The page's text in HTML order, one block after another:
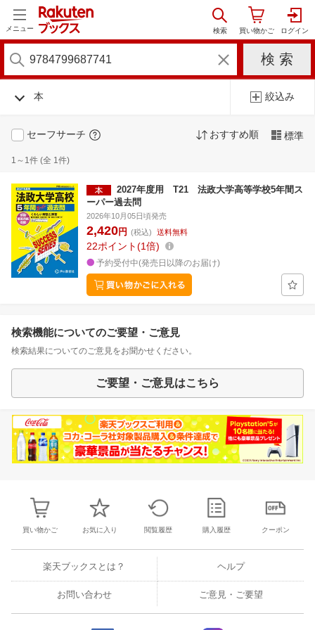
メニュー
本 絞込み
セーフサーチ おすすめ順 標準
1～1件 (全 1件)
2027年度用 T21 法政大学高等学校5年間ス
ーパー過去問
2026年10月05日頃発売
2,420円 (税込) 送料無料
22ポイント 1倍
予約受付中(発売日以降のお届け)
検索機能についてのご要望・ご意見
検索結果についてのご意見をお聞かせください。
ご要望・ご意見はこちら
買い物かご お気に入り 閲覧履歴 購入履歴 クーポン
楽天ブックスとは？ ヘルプ
お問い合わせ ご意見・ご要望